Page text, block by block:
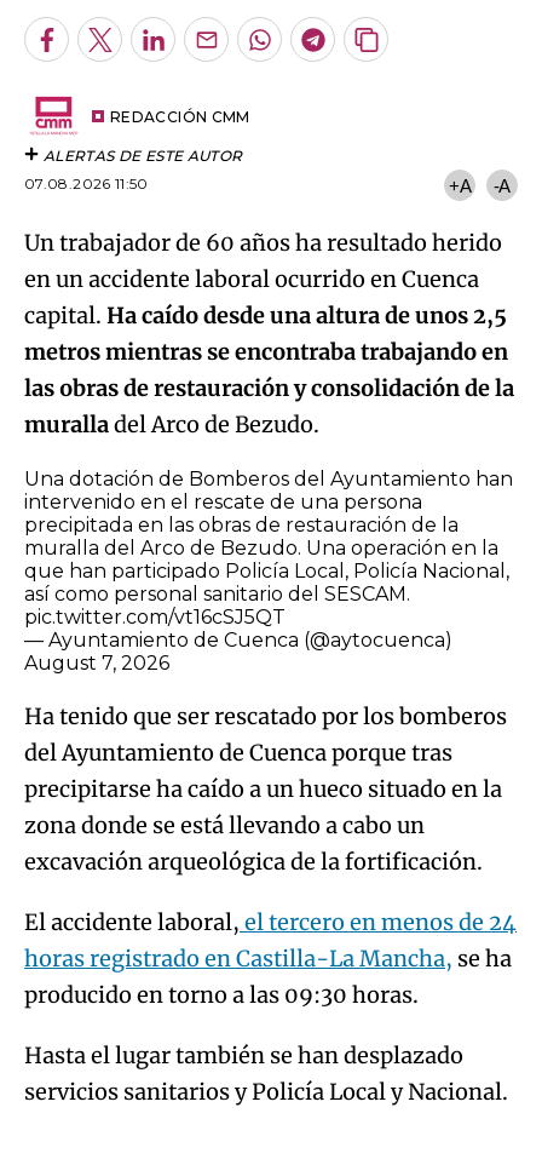
ALERTAS DE ESTE AUTOR
07.08.2026 11:50
Un trabajador de 60 años ha resultado herido
en un accidente laboral ocurrido en Cuenca
capital.Ha caído desde una altura de unos 2,5
metros mientras se encontraba trabajando en
las obras de restauración y consolidación de la
muralladel Arco de Bezudo.
Una dotación de Bomberos del Ayuntamiento han
intervenido en el rescate de una persona
precipitada en las obras de restauración de la
muralla del Arco de Bezudo. Una operación en la
así como personal sanitario del SESCAM.
pic.twitter.com/vt16cSJ5QT
— Ayuntamiento de Cuenca (@aytocuenca)
August 7, 2026
Ha tenido que ser rescatado por los bomberos
del Ayuntamiento de Cuenca porque tras
precipitarse ha caído a un hueco situado en la
zona donde se está llevando a cabo un
excavación arqueológica de la fortificación.
El accidente laboral,el tercero en menos de 24
horas registrado en Castilla-La Mancha,
producido en torno a las 09:30 horas.
Hasta el lugar también se han desplazado
servicios sanitarios y Policía Local y Nacional.
ÚLTIMAS NOTICIAS